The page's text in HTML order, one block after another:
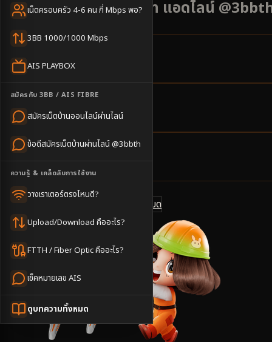
เน็ตครอบครัว 4-6 คน กี่ Mbps พอ?
3BB 1000/1000 Mbps
AIS PLAYBOX
สมัครกับ 3BB / AIS FIBRE
สมัครเน็ตบ้านออนไลน์ผ่านไลน์
ข้อดีสมัครเน็ตบ้านผ่านไลน์ @3bbth
ความรู้ & เคล็ดลับการใช้งาน
วางเราเตอร์ตรงไหนดี?
Upload/Download คืออะไร?
FTTH / Fiber Optic คืออะไร?
เช็คหมายเลข AIS
ดูบทความทั้งหมด
พื้นที่ โปรโมชั่น 500 บาท แอดไลน์
13ตำบล
ครอบคลุมพื้นที่
2-4วันทำการ
นัดช่างติดตั้ง
ราคาเริ่มต้น
ดูแพ็กเกจทั้งหมด